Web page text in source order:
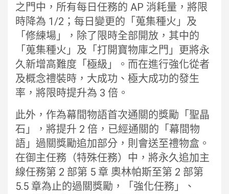
之門中，所有每日任務的 AP 消耗量，將限
時降為 1/2；每日變更的「蒐集種火」及
「修練場」，除了限時全部開放，其中的
「蒐集種火」及「打開寶物庫之門」更將永
久新增高難度「極級」。而在進行強化從者
及概念禮裝時，大成功、極大成功的發生
率，將限時提升為 3 倍。
此外，作為幕間物語首次通關的獎勵「聖晶
石」，將提升 2 倍，已經通關的「幕間物
語」過關獎勵追加部分，則會送至禮物盒。
在御主任務（特殊任務）中，將永久追加主
線任務第 2 部第 5 章 奧林帕斯至第 2 部第
5.5 章為止的過關獎勵，「強化任務」、